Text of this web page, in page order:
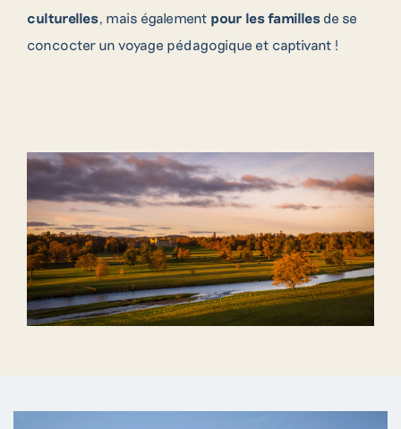
culturelles, mais également pour les familles de se
concocter un voyage pédagogique et captivant !